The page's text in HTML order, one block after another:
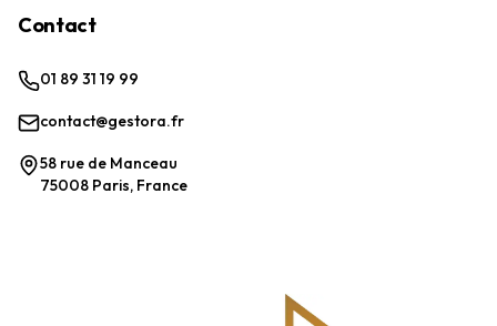
Contact
01 89 31 19 99
contact@gestora.fr
58 rue de Manceau
75008 Paris, France